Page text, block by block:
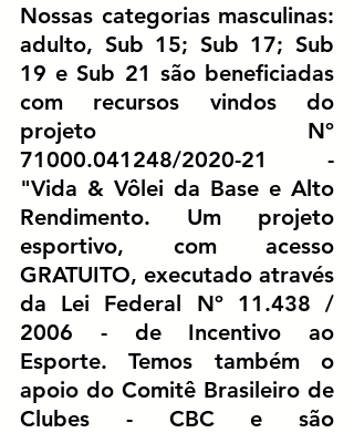
Nossas categorias masculinas:
adulto, Sub 15; Sub 17; Sub
19 e Sub 21 são beneficiadas
com recursos vindos do
projeto Nº
71000.041248/2020-21 -
"Vida & Vôlei da Base e Alto
Rendimento. Um projeto
esportivo, com acesso
GRATUITO, executado através
da Lei Federal Nº 11.438 /
2006 - de Incentivo ao
Esporte. Temos também o
apoio do Comitê Brasileiro de
Clubes - CBC e são